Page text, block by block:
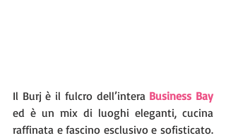
Il Burj è il fulcro dell’intera Business Bay
ed è un mix di luoghi eleganti, cucina
raffinata e fascino esclusivo e sofisticato.